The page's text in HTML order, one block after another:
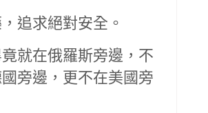
追求絕對安全。
就在俄羅斯旁邊，不
旁邊，更不在美國旁